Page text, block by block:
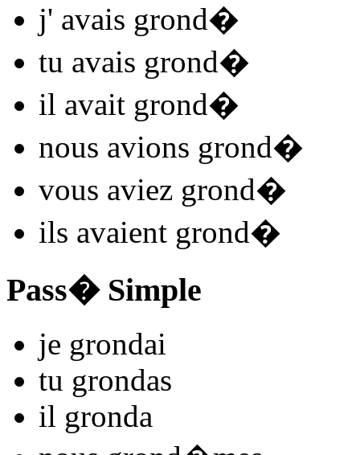
j' avais grond�
tu avais grond�
il avait grond�
nous avions grond�
vous aviez grond�
ils avaient grond�
Pass� Simple
je grondai
tu grondas
il gronda